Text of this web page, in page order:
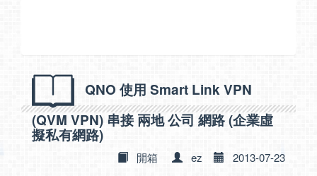
QNO 使用 Smart Link VPN
(QVM VPN) 串接 兩地 公司 網路 (企業虛
擬私有網路)
開箱 ez
2013-07-23